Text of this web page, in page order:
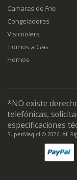
Camaras de Frio
Congeladores
Visicoolers
Hornos a Gas
Hornos
*NO existe
telefónicas,
especificaciones
SuperMaq.cl © 2026. All